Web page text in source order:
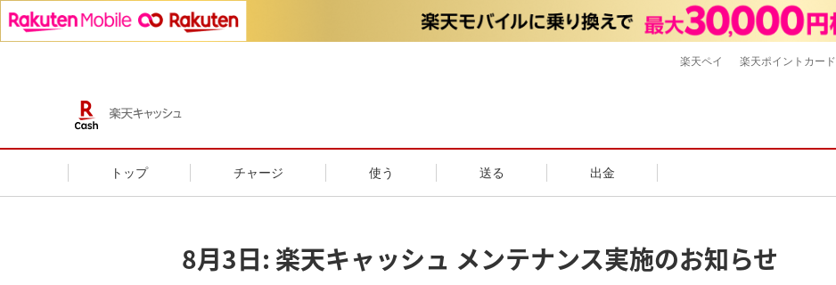
トップ チャージ 使う 送る 出金
楽天ペイ 楽天ポイントカード
8月3日: 楽天キャッシュ メンテナンス実施のお知らせ